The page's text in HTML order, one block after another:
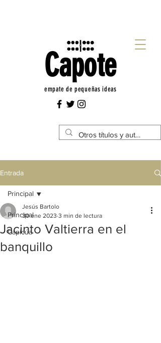
Capote
empate de pequeñas ideas
Entrada
Principal
Capicúa
Principal
Jacinto Valtierra en el
banquillo
Jesús Bartolo
30 ene 2023 3 min de lectura